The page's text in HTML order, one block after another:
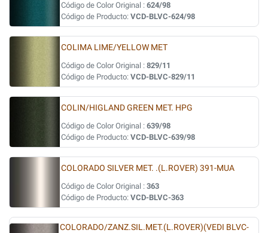
Código de Color Original : 624/98
Código de Producto: VCD-BLVC-624/98
COLIMA LIME/YELLOW MET
Código de Color Original : 829/11
Código de Producto: VCD-BLVC-829/11
COLIN/HIGLAND GREEN MET. HPG
Código de Color Original : 639/98
Código de Producto: VCD-BLVC-639/98
COLORADO SILVER MET. .(L.ROVER) 391-MUA
Código de Color Original : 363
Código de Producto: VCD-BLVC-363
COLORADO/ZANZ.SIL.MET.(L.ROVER)(VEDI BLVC-